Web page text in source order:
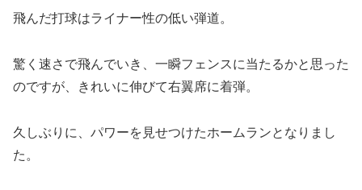
飛んだ打球はライナー性の低い弾道。
驚く速さで飛んでいき、一瞬フェンスに当たるかと思った
のですが、きれいに伸びて右翼席に着弾。
久しぶりに、パワーを見せつけたホームランとなりまし
た。